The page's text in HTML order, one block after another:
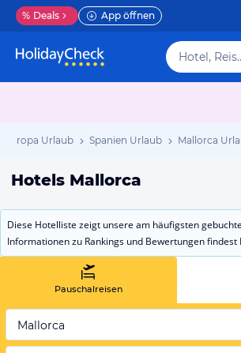
% Deals App öffnen
Europa Urlaub Spanien Urlaub Mallorca
Hotels Mallorca
Diese Hotelliste zeigt unsere am häufigsten
Informationen zu Rankings und Bewertungen findest
Pauschalreisen
Mallorca